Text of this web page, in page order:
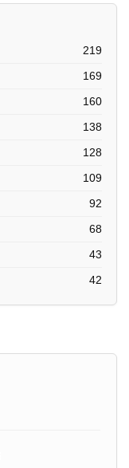
219
169
160
138
128
109
92
68
43
42